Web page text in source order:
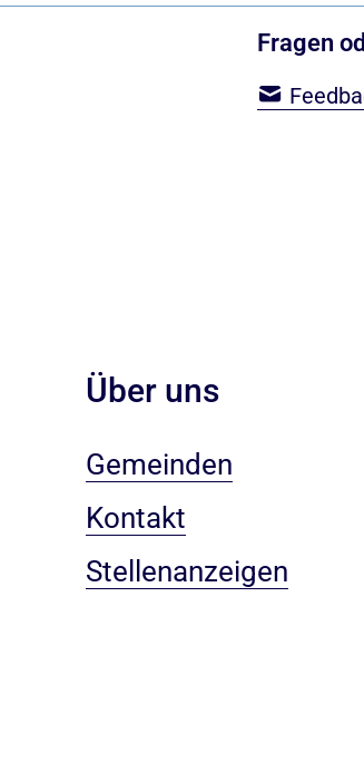
Fragen
Über uns
Gemeinden
Kontakt
Stellenanzeigen